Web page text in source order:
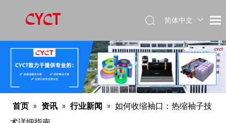
简体中文
English
首页 » 资讯 » 行业新闻 » 如何收缩袖口：热缩袖子技